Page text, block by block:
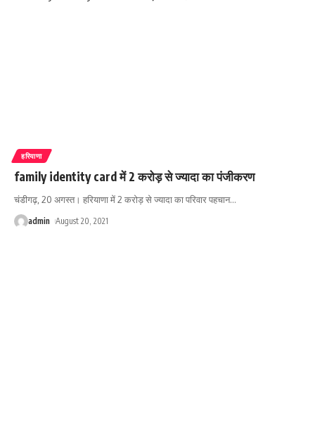
हरियाणा
family identity card में 2 करोड़ से ज्यादा का पंजीकरण
चंडीगढ़, 20 अगस्त। हरियाणा में 2 करोड़ से ज्यादा का परिवार पहचान…
admin August 20, 2021